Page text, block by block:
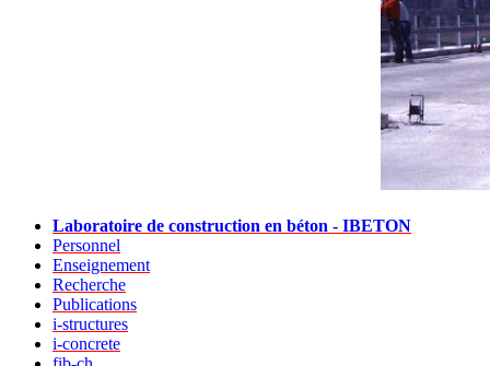
Laboratoire de construction en béton - IBETON
Personnel
Enseignement
Recherche
Publications
i-structures
i-concrete